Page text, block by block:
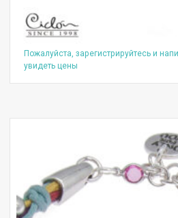
Пожалуйста, зарегистрируйтесь и
увидеть цены